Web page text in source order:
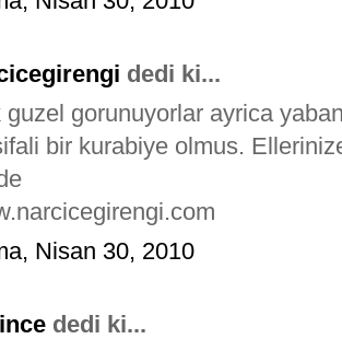
dedi ki...
guzel gorunuyorlar ayrica
bir kurabiye olmus.
Nisan 30, 2010
dedi ki...